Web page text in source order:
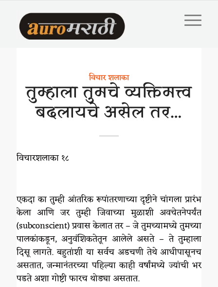
विचार शलाका
तुम्हाला तुमचे व्यक्तिमत्त्व
बदलायचे असेल तर…
विचारशलाका १८
एकदा का तुम्ही आंतरिक रूपांतरणाच्या दृष्टीने चांगला प्रारंभ
केला आणि जर तुम्ही जिवाच्या मुळाशी अवचेतनेपर्यंत
(subconscient) प्रवास केलात तर – जे तुमच्यामध्ये तुमच्या
पालकांकडून, अनुवंशिकतेतून आलेले असते – ते तुम्हाला
दिसू लागते. बहुतांशी या सर्वच अडचणी तेथे आधीपासूनच
असतात, जन्मानंतरच्या पहिल्या काही वर्षांमध्ये ज्यांची भर
पडते अशा गोष्टी फारच थोड्या असतात.